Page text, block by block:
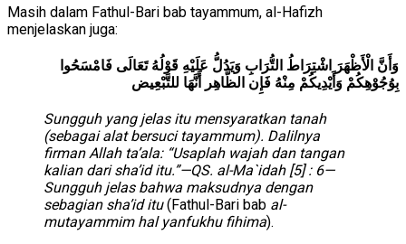
Masih dalam Fathul-Bari bab tayammum, al-Hafizh
menjelaskan juga:
وَأَنَّ الْأَظْهَرَ اشْتِرَاطُ التُّرَابِ وَيَدُلُّ عَلَيْهِ قَوْلُهُ تَعَالَى فَامْسَحُوا
بِوُجُوْهِكُمْ وَأَيْدِيكُمْ مِنْهُ فَإِن الظَّاهِر أَنَّهَا للتَّبْعِيض
Sungguh yang jelas itu mensyaratkan tanah
(sebagai alat bersuci tayammum). Dalilnya
firman Allah ta’ala: “Usaplah wajah dan tangan
kalian dari sha’id itu.”—QS. al-Ma`idah [5] : 6—
Sungguh jelas bahwa maksudnya dengan
sebagian sha’id itu(Fathul-Bari bab al-
mutayammim hal yanfukhu fihima).